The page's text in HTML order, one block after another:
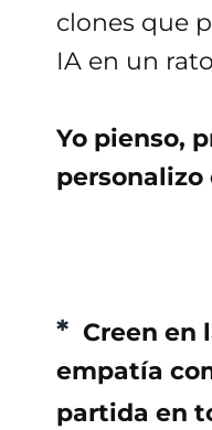
clones que
IA en un
Yo pienso,
personalizo
* Creen en
empatía
partida en